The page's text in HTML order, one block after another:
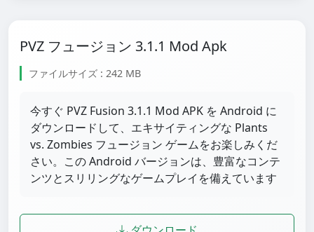
PVZ フュージョン 3.1.1 Mod Apk
ファイルサイズ : 242 MB
今すぐ PVZ Fusion 3.1.1 Mod APK を Android に
ダウンロードして、エキサイティングな Plants
vs. Zombies フュージョン ゲームをお楽しみくだ
さい。この Android バージョンは、豊富なコンテ
ンツとスリリングなゲームプレイを備えています